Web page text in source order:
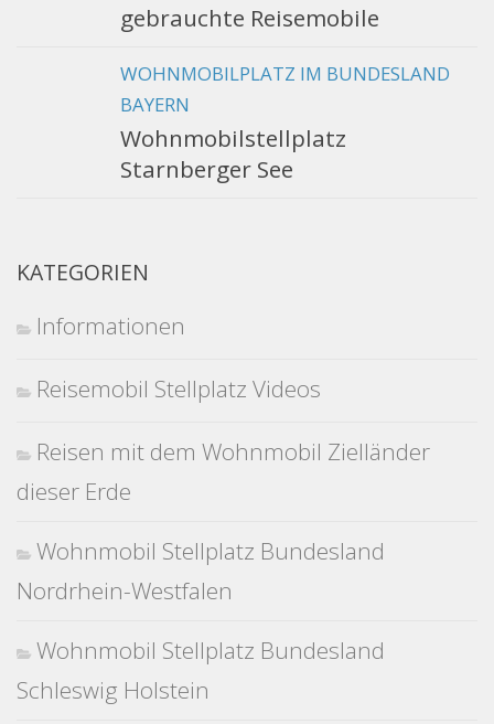
gebrauchte Reisemobile
WOHNMOBILPLATZ IM BUNDESLAND
BAYERN
Wohnmobilstellplatz
Starnberger See
KATEGORIEN
Informationen
Reisemobil Stellplatz Videos
Reisen mit dem Wohnmobil Zielländer
dieser Erde
Wohnmobil Stellplatz Bundesland
Nordrhein-Westfalen
Wohnmobil Stellplatz Bundesland
Schleswig Holstein